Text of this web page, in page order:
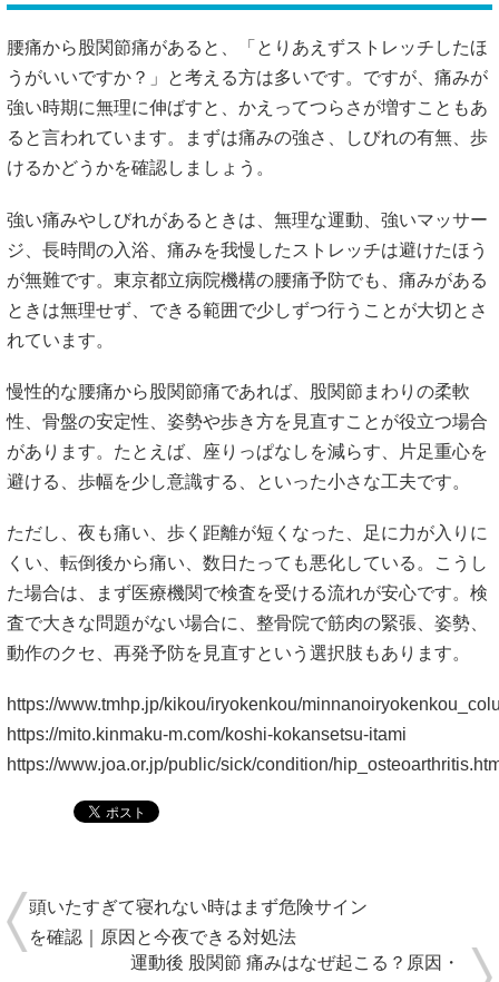
腰痛から股関節痛があると、「とりあえずストレッチしたほ
うがいいですか？」と考える方は多いです。ですが、痛みが
強い時期に無理に伸ばすと、かえってつらさが増すこともあ
ると言われています。まずは痛みの強さ、しびれの有無、歩
けるかどうかを確認しましょう。
強い痛みやしびれがあるときは、無理な運動、強いマッサー
ジ、長時間の入浴、痛みを我慢したストレッチは避けたほう
が無難です。東京都立病院機構の腰痛予防でも、痛みがある
ときは無理せず、できる範囲で少しずつ行うことが大切とさ
れています。
慢性的な腰痛から股関節痛であれば、股関節まわりの柔軟
性、骨盤の安定性、姿勢や歩き方を見直すことが役立つ場合
があります。たとえば、座りっぱなしを減らす、片足重心を
避ける、歩幅を少し意識する、といった小さな工夫です。
ただし、夜も痛い、歩く距離が短くなった、足に力が入りに
くい、転倒後から痛い、数日たっても悪化している。こうし
た場合は、まず医療機関で検査を受ける流れが安心です。検
査で大きな問題がない場合に、整骨院で筋肉の緊張、姿勢、
動作のクセ、再発予防を見直すという選択肢もあります。
https://www.tmhp.jp/kikou/iryokenkou/
https://mito.kinmaku-m.com/koshi-kokansetsu-itami
https://www.joa.or.jp/public/sick/condition/
頭いたすぎて寝れない時はまず危険サイン
を確認｜原因と今夜できる対処法
運動後 股関節 痛みはなぜ起こる？原因・